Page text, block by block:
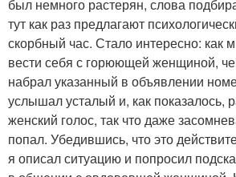
был немного растерян, слова
тут как раз предлагают
скорбный час. Стало интересно: как
вести себя с горюющей женщиной,
набрал указанный в объявлении
услышал усталый и, как показалось,
женский голос, так что даже
попал. Убедившись, что это
я описал ситуацию и попросил